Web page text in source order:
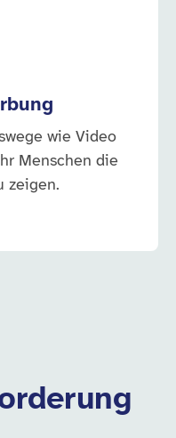
wie Video
Menschen die
zeigen.